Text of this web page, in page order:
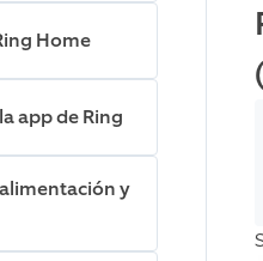
Home
app de Ring
y